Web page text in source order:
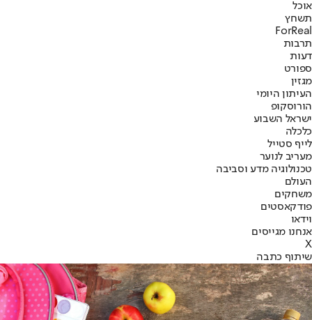
אוכל
תשחץ
ForReal
תרבות
דעות
ספורט
מגזין
העיתון היומי
הורוסקופ
ישראל השבוע
כלכלה
לייף סטייל
מעריב לנוער
טכנולוגיה מדע וסביבה
העולם
משחקים
פודקאסטים
וידאו
אנחנו מגייסים
X
שיתוף כתבה